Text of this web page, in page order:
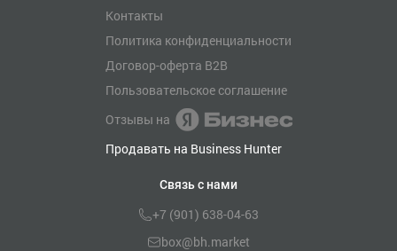
Контакты
Политика конфиденциальности
Договор-оферта B2B
Пользовательское соглашение
Отзывы на
Продавать на Business Hunter
Связь с нами
+7 (901) 638-04-63
box@bh.market